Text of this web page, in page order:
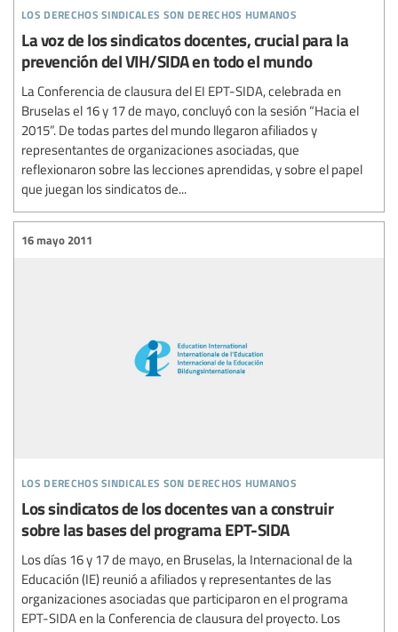
los derechos sindicales son derechos humanos
La voz de los sindicatos docentes, crucial para la
prevención del VIH/SIDA en todo el mundo
La Conferencia de clausura del EI EPT-SIDA, celebrada en
Bruselas el 16 y 17 de mayo, concluyó con la sesión “Hacia el
2015”. De todas partes del mundo llegaron afiliados y
representantes de organizaciones asociadas, que
reflexionaron sobre las lecciones aprendidas, y sobre el papel
que juegan los sindicatos de...
los derechos sindicales son derechos humanos
16 mayo 2011
Los sindicatos de los docentes van a construir
sobre las bases del programa EPT-SIDA
Los días 16 y 17 de mayo, en Bruselas, la Internacional de la
Educación (IE) reunió a afiliados y representantes de las
organizaciones asociadas que participaron en el programa
EPT-SIDA en la Conferencia de clausura del proyecto. Los